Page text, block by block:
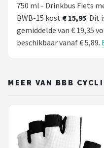
750 ml - Drinkbus Fiets
BWB-15 kost € 15,95. Dit
gemiddelde van € 19,35
beschikbaar vanaf € 5,89.
MEER VAN BBB